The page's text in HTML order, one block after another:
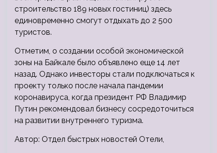
строительство 189 новых гостиниц) здесь
единовременно смогут отдыхать до 2 500
туристов.
Отметим, о создании особой экономической
зоны на Байкале было объявлено еще 14 лет
назад. Однако инвесторы стали подключаться к
проекту только после начала пандемии
коронавируса, когда президент РФ Владимир
Путин рекомендовал бизнесу сосредоточиться
на развитии внутреннего туризма.
Автор: Отдел быстрых новостей Отели,